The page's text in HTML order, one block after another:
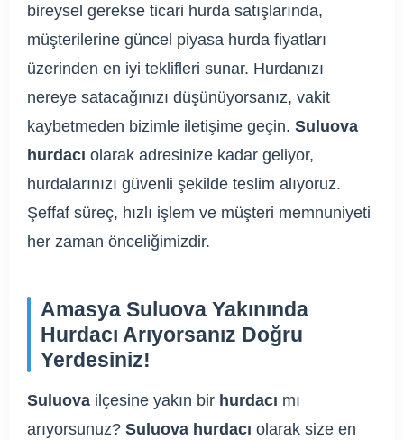
bireysel gerekse ticari hurda satışlarında,
müşterilerine güncel piyasa hurda fiyatları
üzerinden en iyi teklifleri sunar. Hurdanızı
nereye satacağınızı düşünüyorsanız, vakit
kaybetmeden bizimle iletişime geçin. Suluova
hurdacı olarak adresinize kadar geliyor,
hurdalarınızı güvenli şekilde teslim alıyoruz.
Şeffaf süreç, hızlı işlem ve müşteri memnuniyeti
her zaman önceliğimizdir.
Amasya Suluova Yakınında
Hurdacı Arıyorsanız Doğru
Yerdesiniz!
Suluova ilçesine yakın bir hurdacı mı
arıyorsunuz? Suluova hurdacı olarak size en